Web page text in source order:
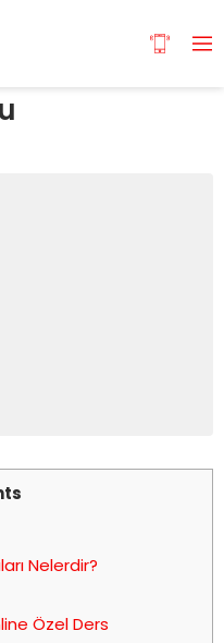
Nelerdir?
Özel Ders